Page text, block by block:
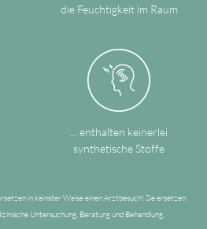
die Feuchtigkeit im Raum
... enthalten keinerlei
synthetische Stoffe
in keinster Weise einen Arztbesuch! Sie ersetzen
Untersuchung, Beratung und Behandlung.